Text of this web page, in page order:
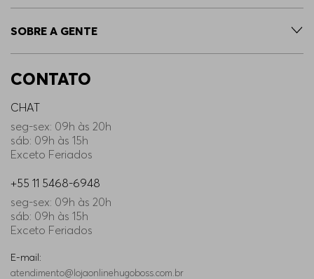
SOBRE A GENTE
CONTATO
CHAT
seg-sex: 09h às 20h
sáb: 09h às 15h
Exceto Feriados
+55 11 5468-6948
seg-sex: 09h às 20h
sáb: 09h às 15h
Exceto Feriados
E-mail:
atendimento@lojaonlinehugoboss.com.br